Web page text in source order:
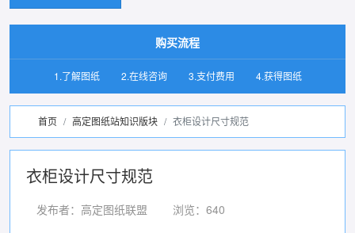
购买流程
1.了解图纸 2.在线咨询 3.支付费用 4.获得图纸
首页 高定图纸站知识版块 衣柜设计尺寸规范
衣柜设计尺寸规范
发布者：高定图纸联盟 浏览：640